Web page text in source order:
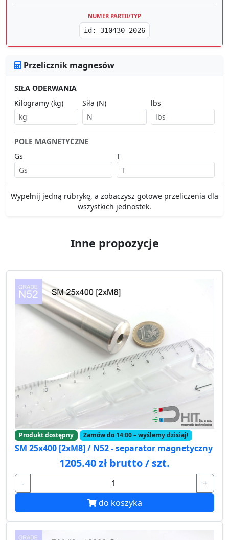
NUMER PARTII/TYP
id: 310430-2026
Przelicznik magnesów
SIŁA ODERWANIA
Kilogramy (kg)
Siła (N) lbs
POLE MAGNETYCZNE
Gs
T
Wypełnij jedną rubrykę, a zobaczysz gotowe przeliczenia dla
wszystkich jednostek.
Inne propozycje
Produkt dostępny Zamów do 14:00 – wyślemy dzisiaj!
SM 25x400 [2xM8] / N52 - separator magnetyczny
1205.40 zł brutto / szt.
-
+
do koszyka